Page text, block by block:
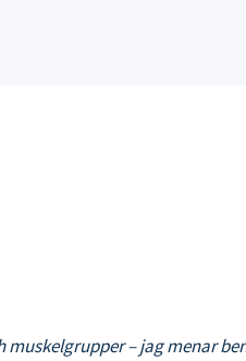
– jag menar